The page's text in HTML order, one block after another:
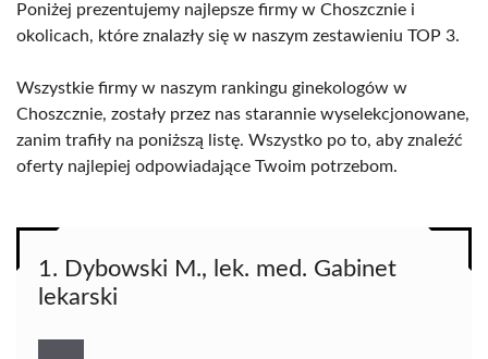
Poniżej prezentujemy najlepsze firmy w Choszcznie i
okolicach, które znalazły się w naszym zestawieniu TOP 3.
Wszystkie firmy w naszym rankingu ginekologów w
Choszcznie, zostały przez nas starannie wyselekcjonowane,
zanim trafiły na poniższą listę. Wszystko po to, aby znaleźć
oferty najlepiej odpowiadające Twoim potrzebom.
1. Dybowski M., lek. med. Gabinet
lekarski